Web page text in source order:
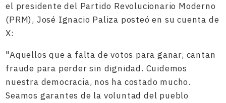
el presidente del Partido Revolucionario Moderno
(PRM), José Ignacio Paliza posteó en su cuenta de
X:
"Aquellos que a falta de votos para ganar, cantan
fraude para perder sin dignidad. Cuidemos
nuestra democracia, nos ha costado mucho.
Seamos garantes de la voluntad del pueblo